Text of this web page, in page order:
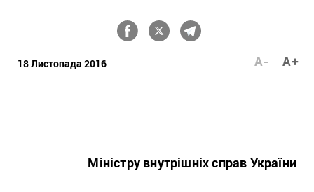
18 Листопада 2016 A+
A-
Міністру внутрішніх справ України